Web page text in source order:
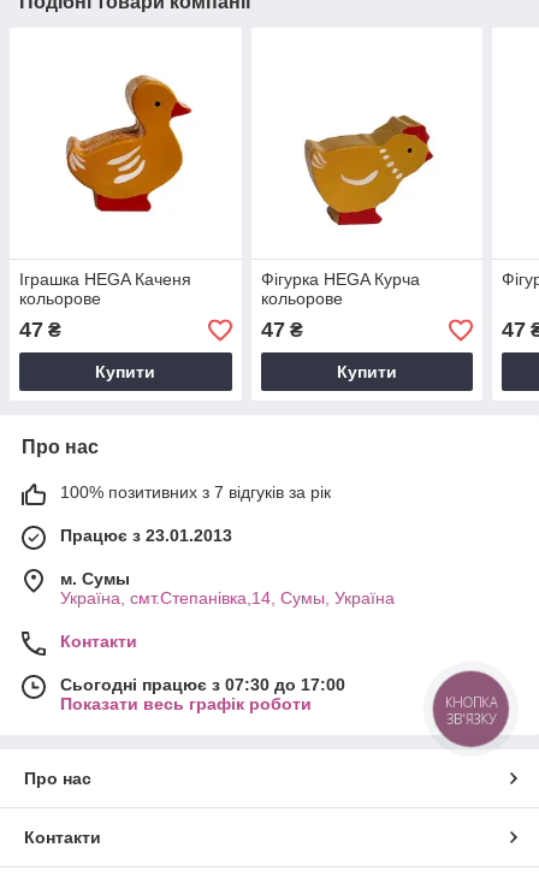
Іграшка HEGA Каченя
кольорове
47 ₴
Купити
Фігурка HEGA Курча
кольорове
47₴
Купити
47
Про нас
100% позитивних з 7 відгуків за рік
Працює з 23.01.2013
м. Cумы
Україна, смт.Степанівка,14, Cумы, Україна
Контакти
Сьогодні працює з 07:30 до 17:00
Показати весь графік роботи
Про нас
Контакти
КНОПКА
ЗВ'ЯЗКУ